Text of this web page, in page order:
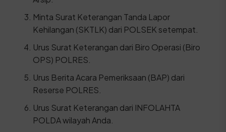
Minta Surat Keterangan Tanda Lapor
Kehilangan (SKTLK) dari POLSEK setempat.
Urus Surat Keterangan dari Biro Operasi (Biro
OPS) POLRES.
Urus Berita Acara Pemeriksaan (BAP) dari
Reserse POLRES.
Urus Surat Keterangan dari INFOLAHTA
POLDA wilayah Anda.